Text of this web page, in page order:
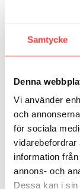
Samtycke
Denna
Vi använder
och
för sociala
vidarebefordrar
information
annons- och
Dessa kan i
alltid kan
Christina T.
Så SÅ bra,
1
Relaterade